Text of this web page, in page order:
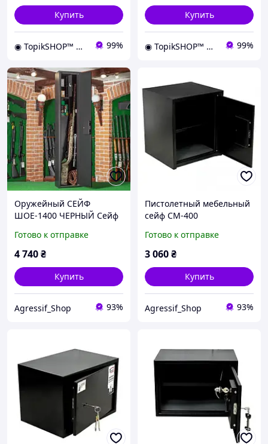
Купить
◉ TopikSHOP™ ◉ - онлайн магазин полезных товаров для дома, дачи, сада, мастерской и гаража 99%
Купить
◉ TopikSHOP™ ◉ - онлайн магазин полезных товаров для дома, дачи, сада, мастерской и гаража 99%
Оружейный СЕЙФ
ШОЕ-1400 ЧЕРНЫЙ Сейф
Готово к отправке
4 740₴
Купить
Agressif_Shop 93%
Пистолетный мебельный
сейф СМ-400
Готово к отправке
3 060₴
Купить
Agressif_Shop 93%